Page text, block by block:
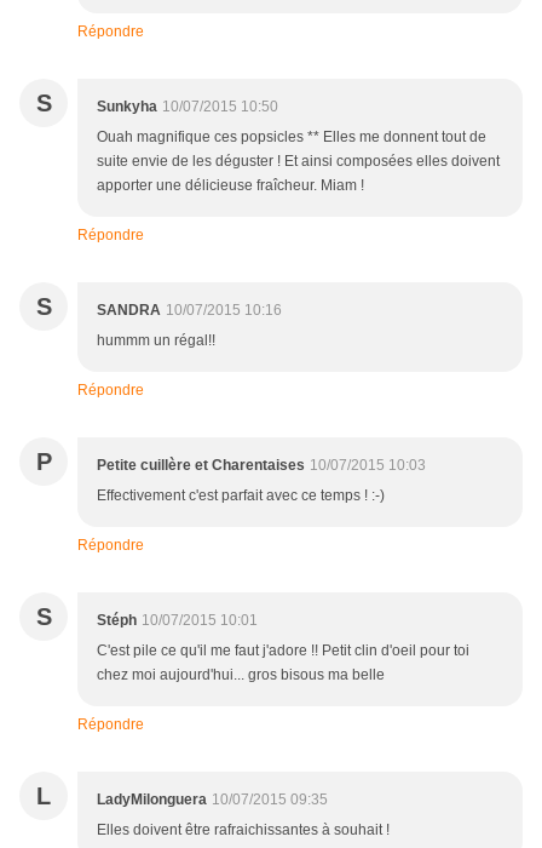
Répondre
S Sunkyha 10/07/2015 10:50
Ouah magnifique ces popsicles ** Elles me donnent tout de
suite envie de les déguster ! Et ainsi composées elles doivent
apporter une délicieuse fraîcheur. Miam !
Répondre
S SANDRA 10/07/2015 10:16
hummm un régal!!
Répondre
P Petite cuillère et Charentaises 10/07/2015 10:03
Effectivement c'est parfait avec ce temps ! :-)
Répondre
S Stéph 10/07/2015 10:01
C'est pile ce qu'il me faut j'adore !! Petit clin d'oeil pour toi
chez moi aujourd'hui... gros bisous ma belle
Répondre
L LadyMilonguera 10/07/2015 09:35
Elles doivent être rafraichissantes à souhait !